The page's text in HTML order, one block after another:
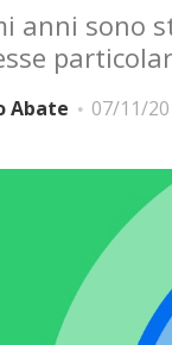
anni sono
Abate 07/11/